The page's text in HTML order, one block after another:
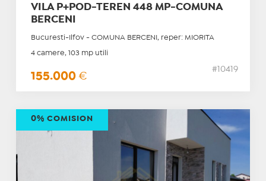
VILA P+POD-TEREN 448 MP-COMUNA
BERCENI
Bucuresti-Ilfov - COMUNA BERCENI, reper: MIORITA
4 camere, 103 mp utili
155.000 €
#10419
0% COMISION